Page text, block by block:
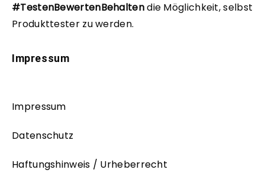
#TestenBewertenBehaltendie Möglichkeit, selbst
Produkttester zu werden.
Impressum
Impressum
Datenschutz
Haftungshinweis / Urheberrecht